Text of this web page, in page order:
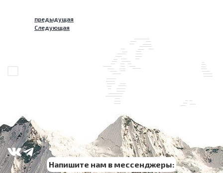
предыдущая
Следующая
Напишите нам в мессенджеры: